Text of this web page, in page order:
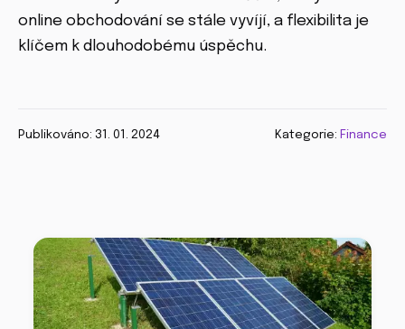
online obchodování se stále vyvíjí, a flexibilita je
klíčem k dlouhodobému úspěchu.
Publikováno: 31. 01. 2024 Kategorie: Finance